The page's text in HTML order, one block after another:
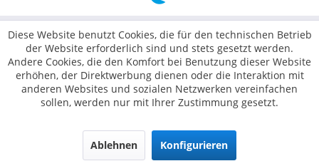
Diese Website benutzt Cookies, die für den technischen Betrieb
der Website erforderlich sind und stets gesetzt werden.
Andere Cookies, die den Komfort bei Benutzung dieser Website
erhöhen, der Direktwerbung dienen oder die Interaktion mit
anderen Websites und sozialen Netzwerken vereinfachen
sollen, werden nur mit Ihrer Zustimmung gesetzt.
Ablehnen Konfigurieren